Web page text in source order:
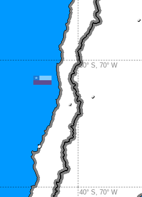
30° S, 70° W
40° S, 70° W